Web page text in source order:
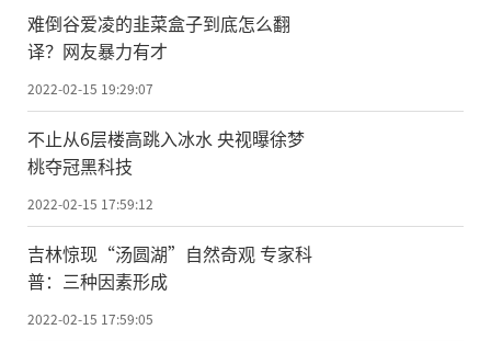
难倒谷爱凌的韭菜盒子到底怎么翻
译？网友暴力有才
2022-02-15 19:29:07
不止从6层楼高跳入冰水 央视曝徐梦
桃夺冠黑科技
2022-02-15 17:59:12
吉林惊现“汤圆湖”自然奇观 专家科
普：三种因素形成
2022-02-15 17:59:05